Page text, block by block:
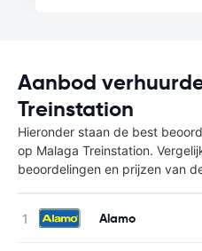
Aanbod
Treinstation
Hieronder staan de best
op Malaga Treinstation.
beoordelingen en prijzen van
Alamo